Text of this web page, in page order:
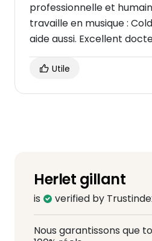
professionnelle et humaine.
travaille en musique :
aide aussi. Excellent
Utile
Herlet gillant
is verified by
Nous garantissons que